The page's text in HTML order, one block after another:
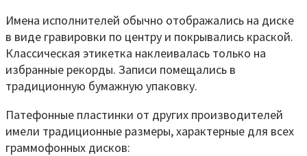
Имена исполнителей обычно отображались на диске
в виде гравировки по центру и покрывались краской.
Классическая этикетка наклеивалась только на
избранные рекорды. Записи помещались в
традиционную бумажную упаковку.
Патефонные пластинки от других производителей
имели традиционные размеры, характерные для всех
граммофонных дисков: